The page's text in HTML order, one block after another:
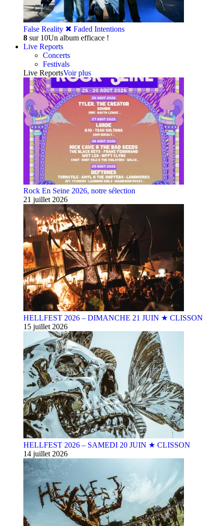
False Reality ✖︎ Faded Intentions
8 sur 10Un album efficace !
Live Reports
Concerts
Festivals
Live ReportsVoir plus
Rock En Seine 2026, notre sélection
21 juillet 2026
HELLFEST 2026 – DIMANCHE 21 JUIN ★ CLISSON
15 juillet 2026
HELLFEST 2026 – SAMEDI 20 JUIN ★ CLISSON
14 juillet 2026